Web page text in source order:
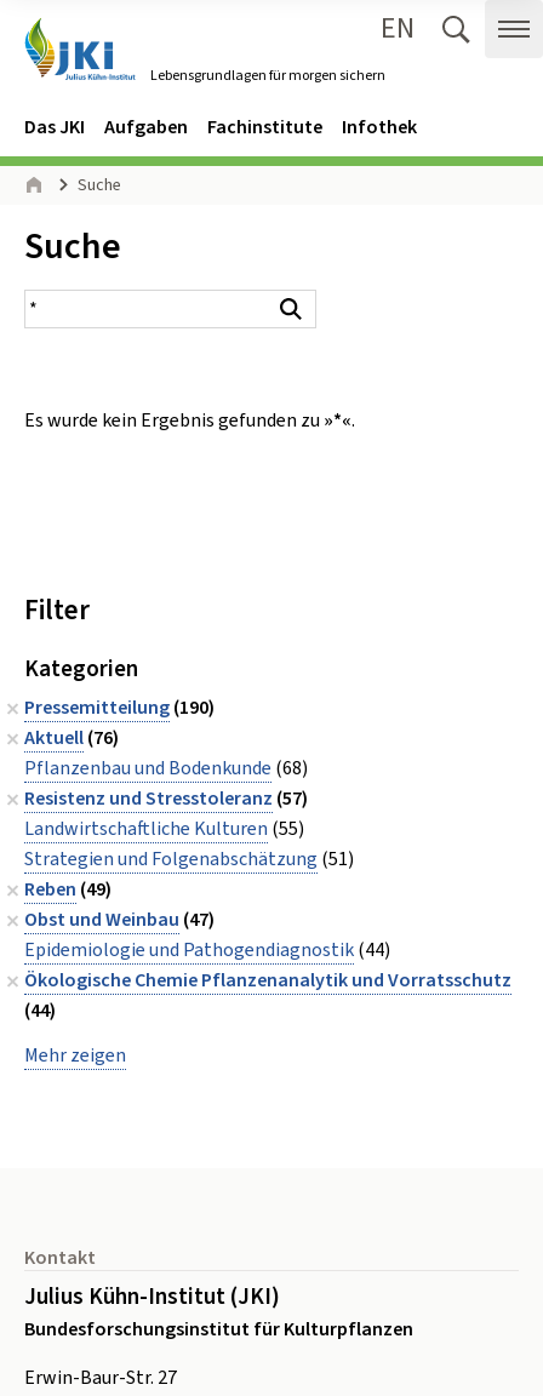
Lebensgrundlagen für morgen sichern
EN
Navigation
Hauptmenü
Das JKI Aufgaben Fachinstitute Infothek
Seitenpfad
Suche
Inhalt:
Suche
Suchergebnis
Es wurde kein Ergebnis gefunden zu »*«.
Filter
Kategorien
Pressemitteilung(190)
Aktuell(76)
Pflanzenbau und Bodenkunde (68)
Resistenz und Stresstoleranz (57)
Landwirtschaftliche Kulturen (55)
Strategien und Folgenabschätzung (51)
Reben (49)
Obst und Weinbau (47)
Epidemiologie und Pathogendiagnostik(44)
Ökologische Chemie Pflanzenanalytik und Vorratsschutz
(44)
Mehr zeigen
Kontakt
Julius Kühn-Institut (JKI)
Bundesforschungsinstitut für Kulturpflanzen
Erwin-Baur-Str. 27